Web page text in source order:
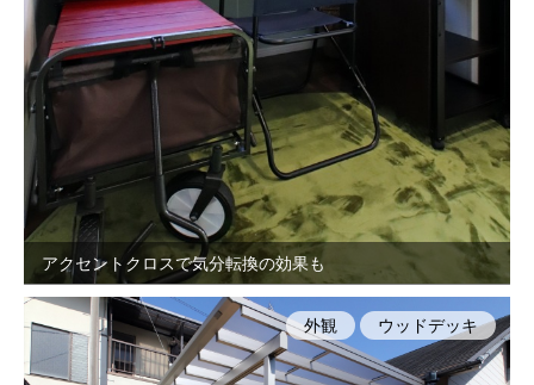
アクセントクロスで気分転換の効果も
外観 ウッドデッキ